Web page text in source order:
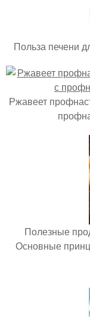
Польза печени
Ржавеет
Полезные
Основные